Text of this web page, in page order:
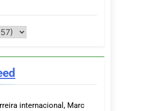
internacional, Marc